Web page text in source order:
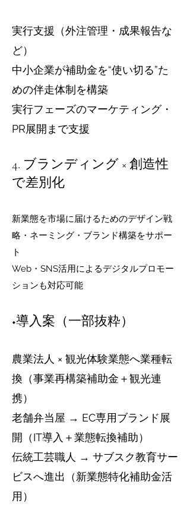
実行支援（外注管理・成果報告な
ど）
中小企業が補助金を“使い切る”た
めの伴走体制を構築
実行フェーズのマーケティング・
PR展開まで支援
4. ブランディング × 創造性
で差別化
新業態を市場に届けるためのデザイン戦
略・ネーミング・ブランド構築をサポー
ト
Web・SNS活用によるデジタルプロモー
ションも対応可能
◆導入案（一部抜粋）
農業法人 × 観光体験業態へ業種転
換（事業再構築補助金＋観光連
携）
老舗弁当屋 → EC専用ブランド展
開（IT導入＋業態転換補助）
伝統工芸職人 → サブスク教育サー
ビスへ進出（新業態特化補助金活
用）